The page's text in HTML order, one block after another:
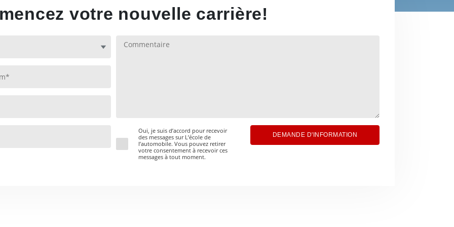
votre nouvelle carrière!
Oui, je suis d’accord pour recevoir
des messages sur L’école de
l’automobile. Vous pouvez retirer
votre consentement à recevoir ces
messages à tout moment.
DEMANDE D'INFORMATION